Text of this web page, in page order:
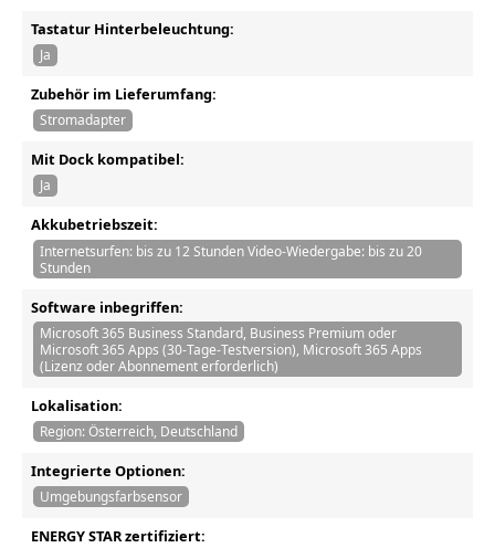
Tastatur Hinterbeleuchtung:
Ja
Zubehör im Lieferumfang:
Stromadapter
Mit Dock kompatibel:
Ja
Akkubetriebszeit:
Internetsurfen: bis zu 12 Stunden Video-Wiedergabe: bis zu 20
Stunden
Software inbegriffen:
Microsoft 365 Business Standard, Business Premium oder
Microsoft 365 Apps (30-Tage-Testversion), Microsoft 365 Apps
(Lizenz oder Abonnement erforderlich)
Lokalisation:
Region: Österreich, Deutschland
Integrierte Optionen:
Umgebungsfarbsensor
ENERGY STAR zertifiziert: